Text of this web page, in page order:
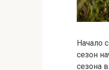
Начало
сезон
сезона